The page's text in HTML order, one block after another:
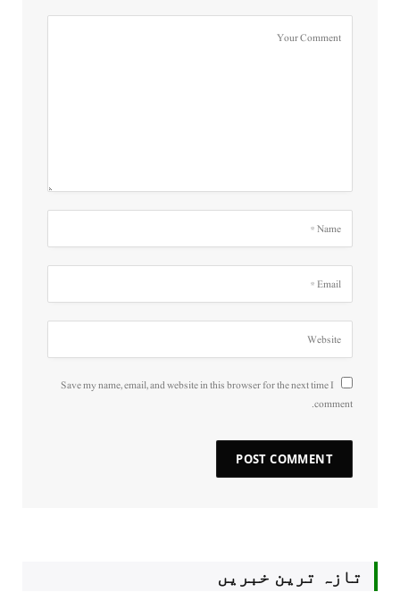
Save my name, email, and website in this browser for the next time I
comment.
تازہ ترین خبریں